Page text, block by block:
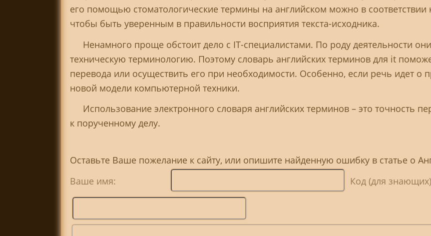
его помощью стоматологические термины на английском можно в соответствии
чтобы быть уверенным в правильности восприятия текста-исходника.
Ненамного проще обстоит дело с IT-специалистами. По роду деятельности
техническую терминологию. Поэтому словарь английских терминов для it
перевода или осуществить его при необходимости. Особенно, если речь идет
новой модели компьютерной техники.
Использование электронного словаря английских терминов – это точность
к порученному делу.
Оставьте Ваше пожелание к сайту, или опишите найденную ошибку в статье о
Ваше имя:
Код (для